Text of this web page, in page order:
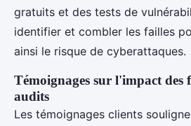
gratuits et des tests de
identifier et combler les failles
ainsi le risque de cyberattaques.
Témoignages sur l'impact des
audits
Les témoignages clients